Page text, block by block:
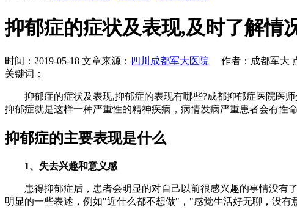
抑郁症的症状及表现,及时了解情
时间：2019-05-18 文章来源： 四川成都军大医院 作者：成都军大
关键词：
抑郁症的症状及表现,抑郁症的表现有哪些?成都抑郁症医院医师
抑郁症就是这样一种严重性的精神疾病，病情发病严重患者会有性
抑郁症的主要表现是什么
1、失去兴趣和意义感
患得抑郁症后，患者会明显的对自己以前很感兴趣的事情没有了
明显的一些表述，例如"近什么都不想做"，"感觉生活好无聊，没